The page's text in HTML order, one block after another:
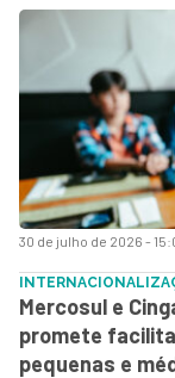
30 de julho de 2026 -
Mercosul e
promete
pequenas e